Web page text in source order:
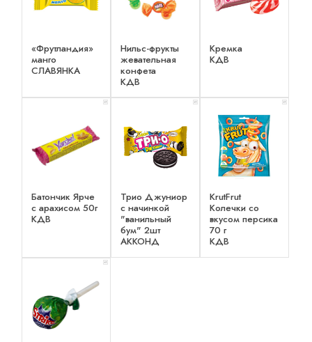
«Фрутландия»
манго
СЛАВЯНКА
Нильс-фрукты
жевательная
конфета
КДВ
Кремка
КДВ
x 1
Батончик Ярче
с арахисом 50г
КДВ
x 1
Трио Джуниор
с начинкой
"ванильный
бум" 2шт
АККОНД
x 1
KrutFrut
Колечки со
вкусом персика
70 г
КДВ
x 1